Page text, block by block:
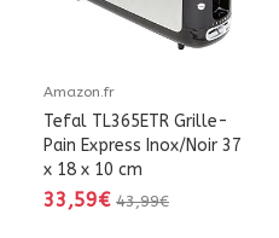
Amazon.fr
Tefal TL365ETR Grille-
Pain Express Inox/Noir 37
x 18 x 10 cm
33,59€ 43,99€